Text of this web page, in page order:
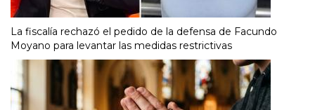
La fiscalía rechazó el pedido de la defensa de Facundo
Moyano para levantar las medidas restrictivas